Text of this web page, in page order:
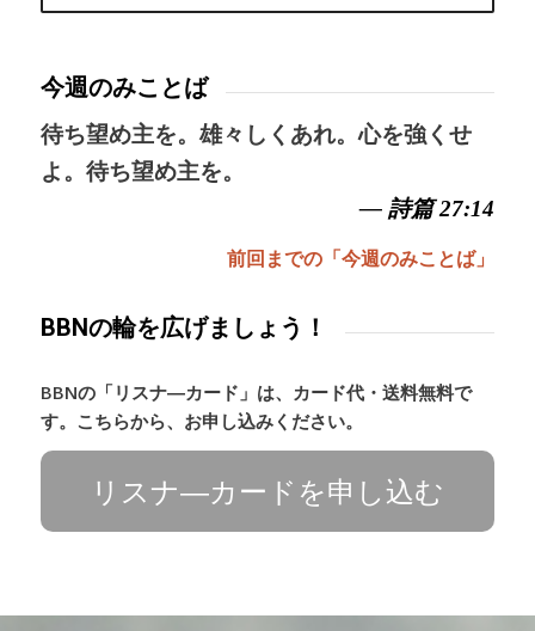
今週のみことば
待ち望め主を。雄々しくあれ。心を強くせ
よ。待ち望め主を。
— 詩篇 27:14
前回までの「今週のみことば」
BBNの輪を広げましょう！
BBNの「リスナ―カード」は、カード代・送料無料で
す。こちらから、お申し込みください。
リスナ―カードを申し込む